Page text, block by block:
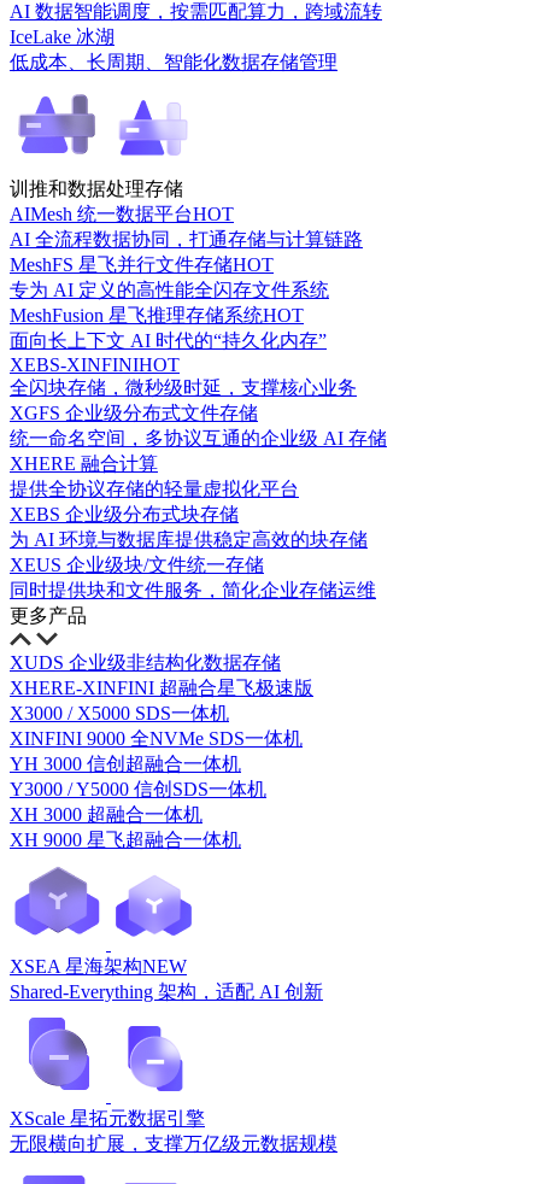
AI 数据智能调度，按需匹配算力，跨域流转
IceLake 冰湖
低成本、长周期、智能化数据存储管理
训推和数据处理存储
AIMesh 统一数据平台HOT
AI 全流程数据协同，打通存储与计算链路
MeshFS 星飞并行文件存储HOT
专为 AI 定义的高性能全闪存文件系统
MeshFusion 星飞推理存储系统HOT
面向长上下文 AI 时代的“持久化内存”
XEBS-XINFINIHOT
全闪块存储，微秒级时延，支撑核心业务
XGFS 企业级分布式文件存储
统一命名空间，多协议互通的企业级 AI 存储
XHERE 融合计算
提供全协议存储的轻量虚拟化平台
XEBS 企业级分布式块存储
为 AI 环境与数据库提供稳定高效的块存储
XEUS 企业级块/文件统一存储
同时提供块和文件服务，简化企业存储运维
更多产品
XUDS 企业级非结构化数据存储
XHERE-XINFINI 超融合星飞极速版
X3000 / X5000 SDS一体机
XINFINI 9000 全NVMe SDS一体机
YH 3000 信创超融合一体机
Y3000 / Y5000 信创SDS一体机
XH 3000 超融合一体机
XH 9000 星飞超融合一体机
XSEA 星海架构NEW
Shared-Everything 架构，适配 AI 创新
XScale 星拓元数据引擎
无限横向扩展，支撑万亿级元数据规模